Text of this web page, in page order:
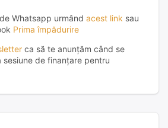
Whatsapp urmând acest link sau
Prima împădurire
ca să te anunțăm când se
sesiune de finanțare pentru